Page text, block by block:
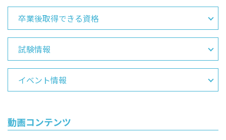
卒業後取得できる資格
試験情報
イベント情報
動画コンテンツ